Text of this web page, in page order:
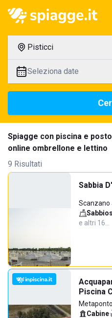
Pisticci
Seleziona date
Spiagge con piscina e
online ombrellone e lettino
9 Risultati
Sabbia
Scanzano
e altri 16…
Piscina
Metaponto
Cabine·